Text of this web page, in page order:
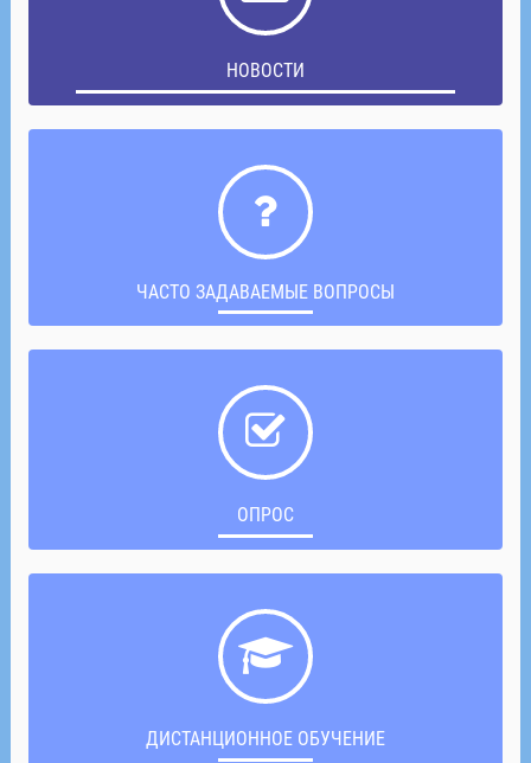
НОВОСТИ
ЧАСТО ЗАДАВАЕМЫЕ ВОПРОСЫ
ОПРОС
ДИСТАНЦИОННОЕ ОБУЧЕНИЕ